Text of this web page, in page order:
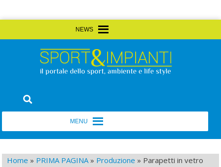
to
Sport&Impianti
Home » PRIMA PAGINA» Produzione » Parapetti in vetro